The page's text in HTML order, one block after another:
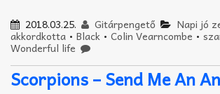
2018.03.25. Gitárpengető Napi jó
akkordkotta • Black • Colin Vearncombe •
Wonderful life
Scorpions – Send Me An